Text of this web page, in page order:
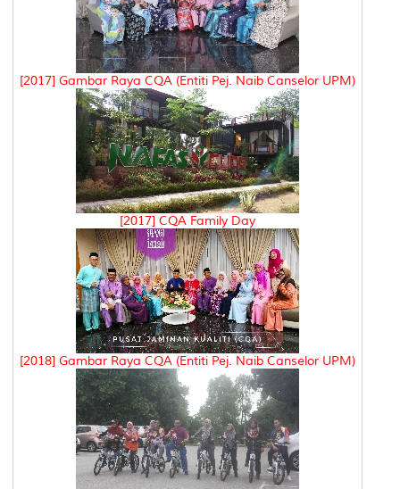
[2017] Gambar Raya CQA (Entiti Pej. Naib Canselor UPM)
[2017] CQA Family Day
[2018] Gambar Raya CQA (Entiti Pej. Naib Canselor UPM)